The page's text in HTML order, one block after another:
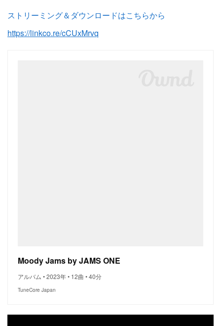
ストリーミング＆ダウンロードはこちらから
https://linkco.re/cCUxMrvq
Moody Jams by JAMS ONE
アルバム • 2023年 • 12曲 • 40分
TuneCore Japan